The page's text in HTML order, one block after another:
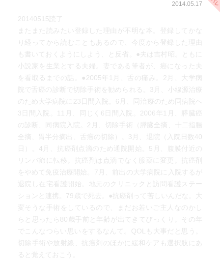
2014.05.17
20140515読了
またまた読みたい登録した理由が不明な本。登録してかな
り経ってから読むこともあるので、今度から登録した理由
も書いておくようにしよう、と反省。●夫は吉村昭。ともに
小説家を生業とする夫婦。妻である筆者が、癌になった夫
を看取るまでの話。●2005年1月、舌の痛み。2月、大学病
院で舌癌の診断で切除手術を勧められる。3月、小線源治療
のため大学病院に23日間入院。6月、同治療のため同病院へ
3日間入院。11月、同じく6日間入院。2006年1月、膵臓癌
の診断、同病院入院。2月、切除手術（膵臓全摘、十二指腸
全摘、胃半分摘出、舌癌の切除）。3月、退院（入院日数40
日）。4月、抗癌剤点滴のため通院開始。5月、腹膜付近の
リンパ節に転移。抗癌剤は点滴でなく服薬に変更。抗癌剤
をやめて免疫治療開始。7月、前出の大学病院に入院するが
退院し在宅看護開始。地元のクリニックと訪問看護ステー
ションと連携。79歳で死去。●抗癌剤って苦しいんだな。大
変そうな手術をしているので、まだお若いご主人なのかし
らと思ったら80歳手前と年齢が出てきてびっくり。その年
でこんなつらい思いをするなんて。QOLも大事だと思う。
切除手術や放射線、抗癌剤のほかに緩和ケアも選択肢にあ
ると覚えておこう。